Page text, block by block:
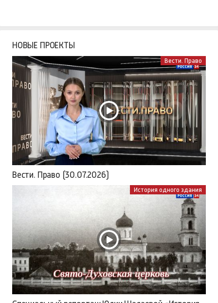
НОВЫЕ ПРОЕКТЫ
Вести. Право
Вести. Право (30.07.2026)
История одного здания